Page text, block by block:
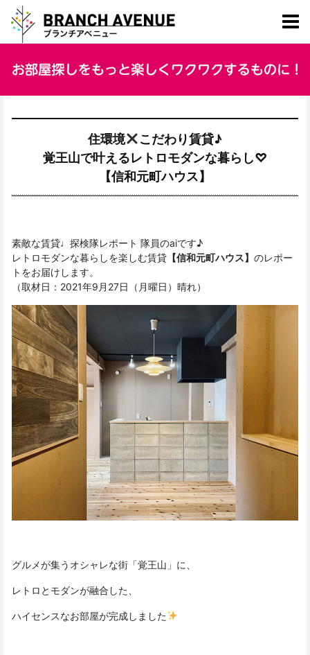
住環境
こだわり賃貸♪
覚王山で叶えるレトロモダンな暮らし♡
【信和元町ハウス】
素敵な賃貸♩探検隊レポート 隊員のaiです♪
レトロモダンな暮らしを楽しむ賃貸 【信和元町ハウス】 のレポー
トをお届けします。
（取材日：2021年9月27日（月曜日）晴れ）
グルメが集うオシャレな街「覚王山」に、
レトロとモダンが融合した、
ハイセンスなお部屋が完成しました